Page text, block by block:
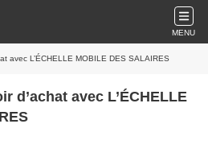
MENU
avec L’ÉCHELLE MOBILE DES SALAIRES
d’achat avec L’ÉCHELLE